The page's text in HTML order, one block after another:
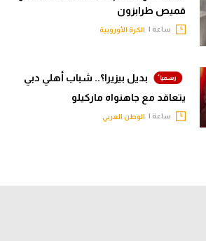
قميص طرابزون
ساعة | الكرة الأوروبية
بديل بيزيرا؟.. شباب أهلي دبي
يتعاقد مع جاهنواه ماركيلو
ساعة | الوطن العربي